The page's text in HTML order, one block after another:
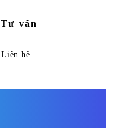
Tư vấn
Liên hệ